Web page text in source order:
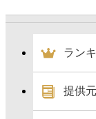
ラン
提供